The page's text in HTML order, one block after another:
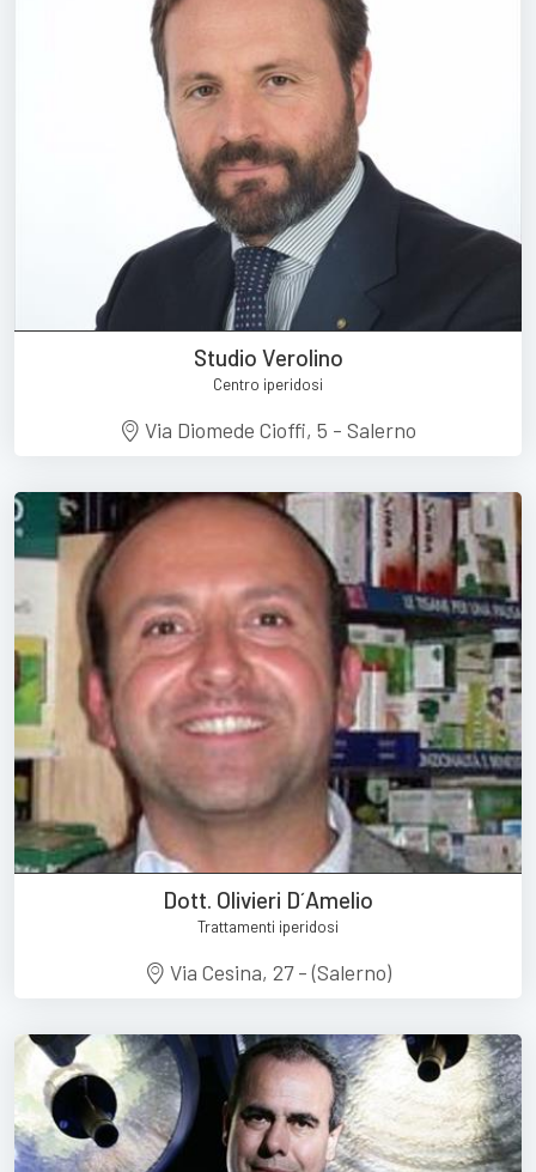
Studio Verolino
Centro iperidosi
Via Diomede Cioffi, 5 - Salerno
Dott. Olivieri D´Amelio
Trattamenti iperidosi
Via Cesina, 27 - (Salerno)